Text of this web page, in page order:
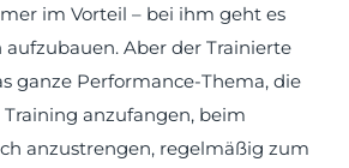
im Vorteil – bei ihm geht es
aufzubauen. Aber der Trainierte
ganze Performance-Thema, die
anzufangen, beim
anzustrengen, regelmäßig zum